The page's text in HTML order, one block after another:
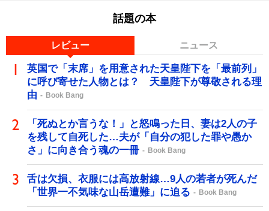
話題の本
レビュー ニュース
英国で「末席」を用意された天皇陛下を「最前列」
に呼び寄せた人物とは？ 天皇陛下が尊敬される理
由
Book Bang
「死ぬとか言うな！」と怒鳴った日、妻は2人の子
を残して自死した…夫が「自分の犯した罪や愚か
さ」に向き合う魂の一冊
Book Bang
舌は欠損、衣服には高放射線…9人の若者が死んだ
「世界一不気味な山岳遭難」に迫る
Book Bang